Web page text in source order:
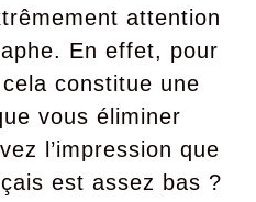
attention
En effet, pour
constitue une
vous éliminer
l’impression que
est assez bas ?